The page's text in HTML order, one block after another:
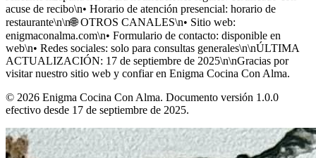
acuse de recibo\n• Horario de atención presencial: horario de
restaurante\n\n🌐 OTROS CANALES\n• Sitio web:
enigmaconalma.com\n• Formulario de contacto: disponible en
web\n• Redes sociales: solo para consultas generales\n\nÚLTIMA
ACTUALIZACIÓN: 17 de septiembre de 2025\n\nGracias por
visitar nuestro sitio web y confiar en Enigma Cocina Con Alma.
© 2026 Enigma Cocina Con Alma. Documento versión 1.0.0
efectivo desde 17 de septiembre de 2025.